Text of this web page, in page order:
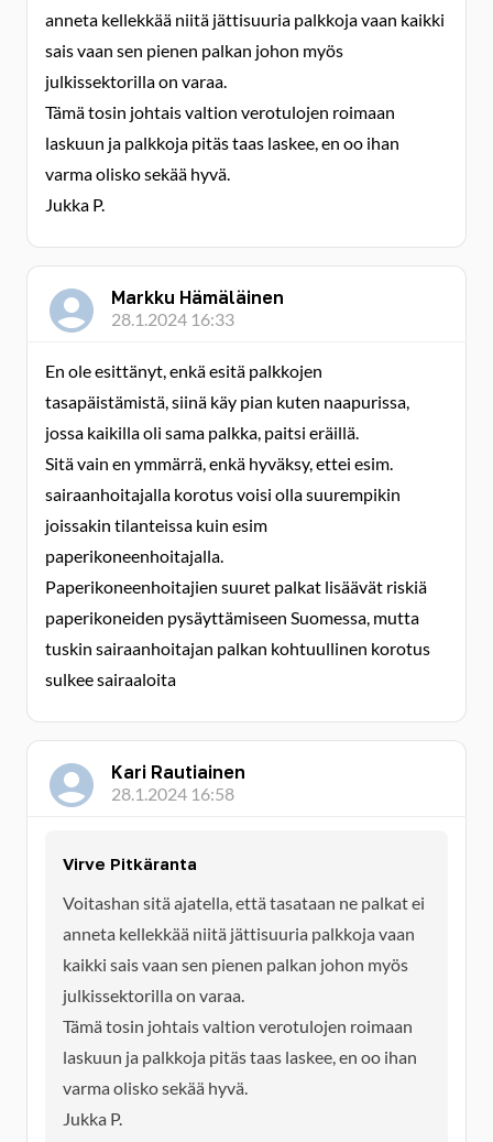
anneta kellekkää niitä jättisuuria palkkoja vaan kaikki
sais vaan sen pienen palkan johon myös
julkissektorilla on varaa.
Tämä tosin johtais valtion verotulojen roimaan
laskuun ja palkkoja pitäs taas laskee, en oo ihan
varma olisko sekää hyvä.
Jukka P.
Markku Hämäläinen
28.1.2024 16:33
En ole esittänyt, enkä esitä palkkojen
tasapäistämistä, siinä käy pian kuten naapurissa,
jossa kaikilla oli sama palkka, paitsi eräillä.
Sitä vain en ymmärrä, enkä hyväksy, ettei esim.
sairaanhoitajalla korotus voisi olla suurempikin
joissakin tilanteissa kuin esim
paperikoneenhoitajalla.
Paperikoneenhoitajien suuret palkat lisäävät riskiä
paperikoneiden pysäyttämiseen Suomessa, mutta
tuskin sairaanhoitajan palkan kohtuullinen korotus
sulkee sairaaloita
Kari Rautiainen
28.1.2024 16:58
Virve Pitkäranta
Voitashan sitä ajatella, että tasataan ne palkat ei
anneta kellekkää niitä jättisuuria palkkoja vaan
kaikki sais vaan sen pienen palkan johon myös
julkissektorilla on varaa.
Tämä tosin johtais valtion verotulojen roimaan
laskuun ja palkkoja pitäs taas laskee, en oo ihan
varma olisko sekää hyvä.
Jukka P.